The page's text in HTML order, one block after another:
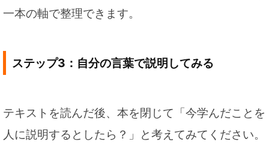
一本の軸で整理できます。
ステップ3：自分の言葉で説明してみる
テキストを読んだ後、本を閉じて「今学んだことを
人に説明するとしたら？」と考えてみてください。